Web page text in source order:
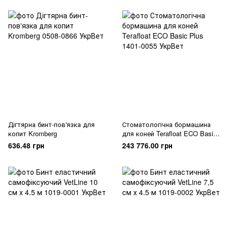
Дігтярна бинт-пов'язка для
копит Kromberg
636.48 грн
Стоматологічна бормашина
для коней Terafloat ECO Basic
Plus
243 776.00 грн